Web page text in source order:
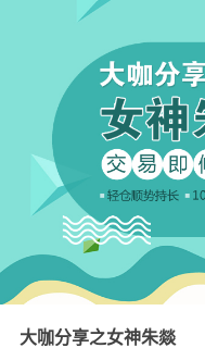
大咖分享之女神朱燚